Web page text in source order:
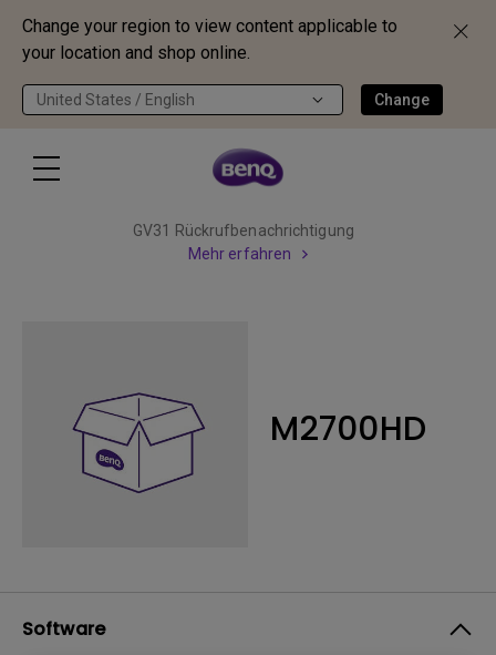
Change your region to view content applicable to
your location and shop online.
United States / English Change
GV31 Rückrufbenachrichtigung
Mehr erfahren
M2700HD
Software